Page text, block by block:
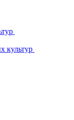
культур